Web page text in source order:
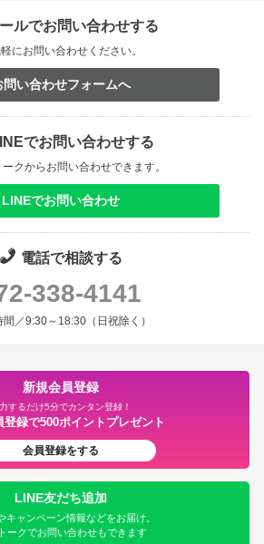
ルでお問い合わせする
にお問い合わせください。
問い合わせフォームへ
でお問い合わせする
クからお問い合わせできます。
LINEでお問い合わせ
電話で相談する
338-4141
間／9:30～18:30（日祝除く）
新規会員登録
するだけ5分でカンタン登録！
登録で500ポイントプレゼント
会員登録をする
LINE友だち追加
キャンペーン情報などをお届け。
ークでお問い合わせもできます